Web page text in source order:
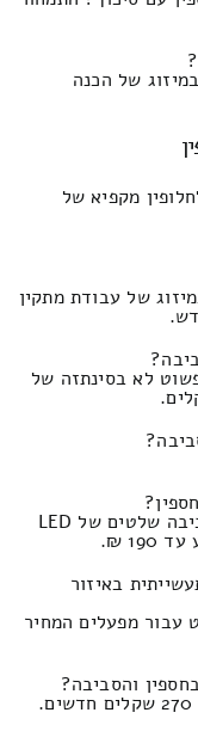
של הכנה
מקפיא של
של עבודת מתקין
לא בסינתזה של
תעריף של הובלה של כרזות, בחספין והסביבה שלטים של LED
באיזור
עבור מפעלים המחיר
והסביבה?